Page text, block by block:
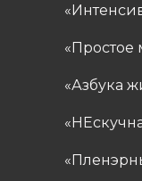
«Простое
«Азбука